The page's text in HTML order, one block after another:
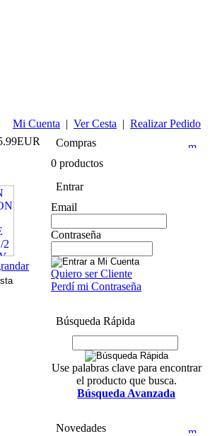
Mi Cuenta | Ver Cesta | Realizar Pedido
Compras
0 productos
Entrar
Email
Contraseña
Quiero ser Cliente
Perdí mi Contraseña
Búsqueda Rápida
Use palabras clave para encontrar
el producto que busca.
Búsqueda Avanzada
Novedades